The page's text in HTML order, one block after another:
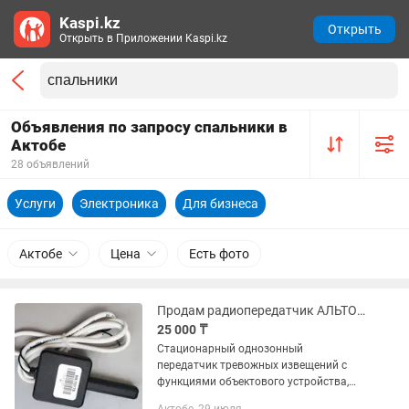
Объявления по запросу спальники в
Актобе
28 объявлений
Услуги Электроника Для бизнеса
Актобе Цена Есть фото
Продам радиопередатчик АЛЬТОНИКА RR 701 TS
25 000 ₸
Стационарный однозонный
передатчик тревожных извещений с
функциями объектового устройства,
Kaspi.kz
Открыть в Приложении Kaspi.kz
Открыть